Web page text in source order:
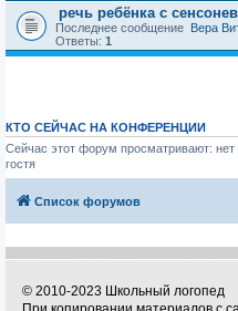
речь ребёнка с
Последнее сообщение Вера
Ответы: 1
КТО СЕЙЧАС НА КОНФЕРЕНЦИИ
Сейчас этот форум просматривают: нет
гостя
Список форумов
© 2010-2023 Школьный логопед